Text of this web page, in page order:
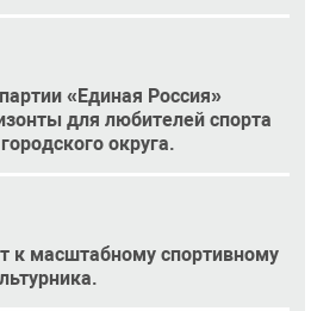
«Единая Россия»
для любителей спорта
округа.
к масштабному спортивному